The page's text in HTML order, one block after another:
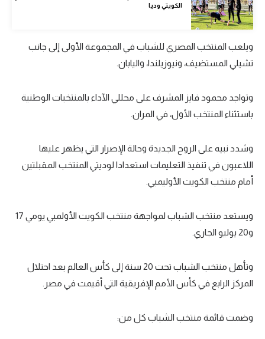
آسيا
ركن الألعاب
أقسام خاصة
Gamers
تحقيق في الجول
تقرير في الجول
تحليل في الجول
حكايات في الجول
فيديو في الجول
الكويتي وديا
ويلعب المنتخب المصري للشباب في المجموعة الأولى إلى جانب
تشيلي المستضيف، ونيوزيلندا، واليابان.
وتواجد محمود فايز المشرف على محللي الآداء بالمنتخبات الوطنية
باستثناء المنتخب الأول، في المران.
وشدد نبيه على الروح الجديدة وحالة الإصرار التي يظهر عليها
اللاعبون في تنفيذ التعليمات استعدادا لوديتي المنتخب المقبلتين
أمام منتخب الكويت الأوليمبي.
ويستعد منتخب الشباب لمواجهة منتخب الكويت الأولمبي يومي 17
و20 يوليو الجاري.
وتأهل منتخب الشباب تحت 20 سنة إلى كأس العالم بعد احتلال
المركز الرابع في كأس الأمم الإفريقية التي أقيمت في مصر.
وضمت قائمة منتخب الشباب كل من: